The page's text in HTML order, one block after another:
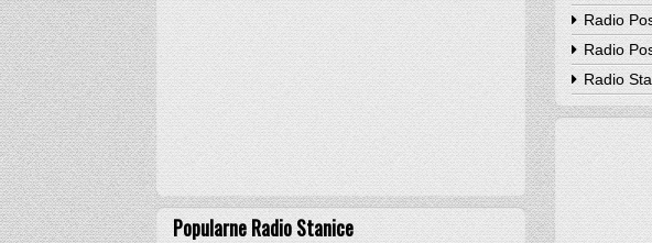
Radio
Radio
Radio
Popularne Radio Stanice